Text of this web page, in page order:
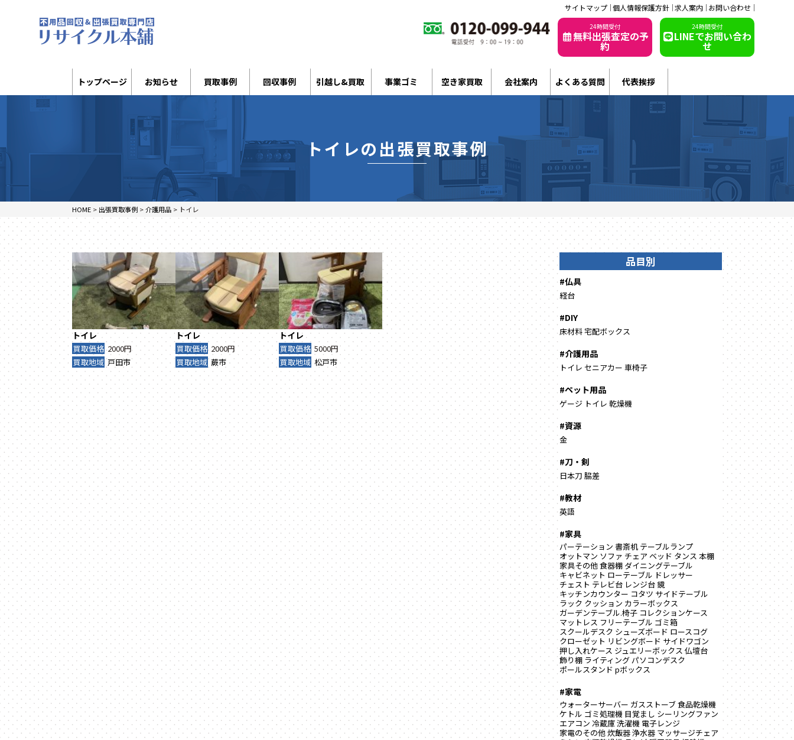
サイトマップ 個人情報保護方針 求人案内 お問い合わせ
24時間受付
無料出張査定の予
約
24時間受付
LINEでお問い合わ
せ
トップページ お知らせ 買取事例 回収事例 引越し&買取 事業ゴミ 空き家買取 会社案内 よくある質問 代表挨拶
トイレの出張買取事例
HOME > 出張買取事例 >介護用品 > トイレ
トイレ
買取価格 2000円
買取地域 戸田市
トイレ
買取価格 2000円
買取地域 蕨市
トイレ
買取価格 5000円
買取地域 松戸市
品目別
#仏具
経台
#DIY
床材料宅配ボックス
#介護用品
トイレ セニアカー 車椅子
#ペット用品
ゲージ トイレ 乾燥機
#資源
金
#刀・剣
日本刀 脇差
#教材
英語
#家具
パーテーション 書斎机 テーブルランプ
オットマン ソファ チェア ベッド タンス 本棚
家具その他食器棚 ダイニングテーブル
キャビネット ローテーブル ドレッサー
チェスト テレビ台 レンジ台鏡
キッチンカウンター コタツ サイドテーブル
ラック クッション カラーボックス
ガーデンテーブル.椅子 コレクションケース
マットレス フリーテーブル ゴミ箱
スクールデスク シューズボード ロースコグ
クローゼット リビングボード サイドワゴン
押し入れケース ジュエリーボックス 仏壇台
飾り棚 ライティングパソコンデスク
ポールスタンド pボックス
#家電
ウォーターサーバー ガスストーブ食品乾燥機
ケトル ゴミ処理機 目覚まし シーリングファン
エアコン 冷蔵庫洗濯機 電子レンジ
家電のその他炊飯器浄水器 マッサージチェア